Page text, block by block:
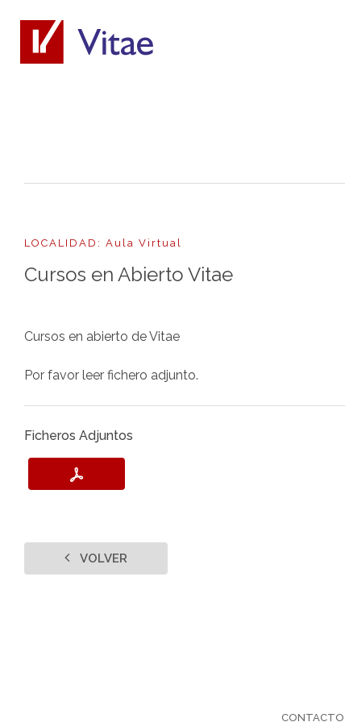
LOCALIDAD: Aula Virtual
Cursos en Abierto Vitae
Cursos en abierto de Vitae
Por favor leer fichero adjunto.
Ficheros Adjuntos
VOLVER
CONTACTO